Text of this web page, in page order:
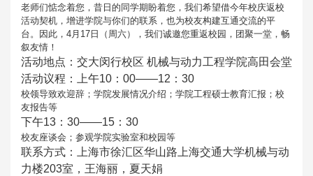
老师们惦念着您，昔日的同学期盼着您，我们希望借今年校庆返校
活动契机，增进学院与你们的联系，也为校友构建互通交流的平
台。因此，4月17日（周六），我们诚邀您重返校园，团聚一堂，畅
叙友情！
活动地点：交大闵行校区 机械与动力工程学院高田会堂
活动议程：上午10：00——12：30
校领导致欢迎辞；学院发展情况介绍；学院工程硕士教育汇报；校
友报告等
下午13：30——15：30
校友座谈会；参观学院实验室和校园等
联系方式：上海市徐汇区华山路上海交通大学机械与动
力楼203室，王海丽，夏天娟